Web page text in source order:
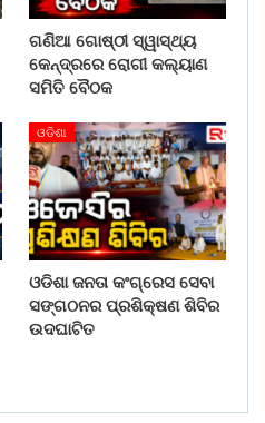
ଗଣିଆ ଗୋଷ୍ଠୀ ସ୍ୱାସ୍ଥ୍ୟ
କେନ୍ଦ୍ରରେ ରୋଗୀ କଲ୍ୟାଣ
ସମିତି ବୈଠକ
ଓଡିଶା
ଓଡିଶା ଜନତା କଂଗ୍ରେସ ସେବା
ସଙ୍ଗଠନର ପ୍ରଶିକ୍ଷଣ ଶିବିର
ଉଦଘାଟିତ